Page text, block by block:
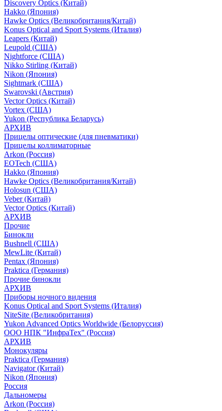
Discovery Optics (Китай)
Hakko (Япония)
Hawke Optics (Великобритания/Китай)
Konus Optical and Sport Systems (Италия)
Leapers (Китай)
Leupold (США)
Nightforce (США)
Nikko Stirling (Китай)
Nikon (Япония)
Sightmark (США)
Swarovski (Австрия)
Vector Optics (Китай)
Vortex (США)
Yukon (Республика Беларусь)
АРХИВ
Прицелы оптические (для пневматики)
Прицелы коллиматорные
Arkon (Россия)
EOTech (США)
Hakko (Япония)
Hawke Optics (Великобритания/Китай)
Holosun (США)
Veber (Китай)
Vector Optics (Китай)
АРХИВ
Прочие
Бинокли
Bushnell (США)
MewLite (Китай)
Pentax (Япония)
Praktica (Германия)
Прочие бинокли
АРХИВ
Приборы ночного видения
Konus Optical and Sport Systems (Италия)
NiteSite (Великобритания)
Yukon Advanced Optics Worldwide (Белоруссия)
ООО НПК "ИнфраТех" (Россия)
АРХИВ
Монокуляры
Praktica (Германия)
Navigator (Китай)
Nikon (Япония)
Россия
Дальномеры
Arkon (Россия)